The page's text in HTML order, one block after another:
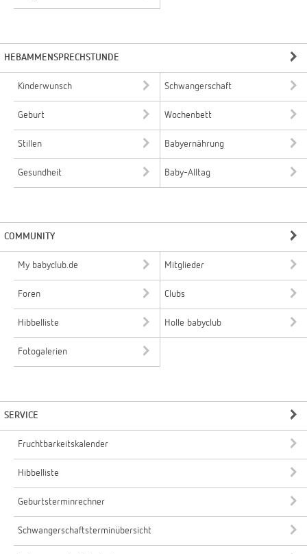
HEBAMMENSPRECHSTUNDE
Kinderwunsch Schwangerschaft
Geburt Wochenbett
Stillen Babyernährung
Gesundheit Baby-Alltag
COMMUNITY
My babyclub.de Mitglieder
Foren Clubs
Hibbelliste Holle babyclub
Fotogalerien
SERVICE
Fruchtbarkeitskalender
Hibbelliste
Geburtsterminrechner
Schwangerschaftsterminübersicht